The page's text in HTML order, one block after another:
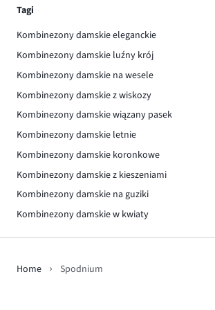
Tagi
Kombinezony damskie eleganckie
Kombinezony damskie luźny krój
Kombinezony damskie na wesele
Kombinezony damskie z wiskozy
Kombinezony damskie wiązany pasek
Kombinezony damskie letnie
Kombinezony damskie koronkowe
Kombinezony damskie z kieszeniami
Kombinezony damskie na guziki
Kombinezony damskie w kwiaty
Home Spodnium